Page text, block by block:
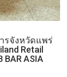
รจังหวัดแพร่
Retail
BAR ASIA